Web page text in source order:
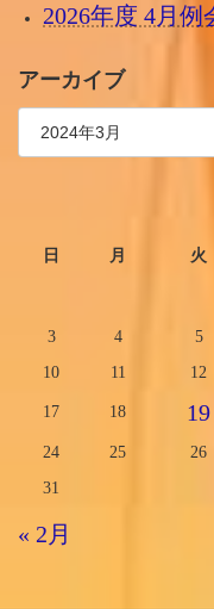
2026年度 4月
アーカイブ
日 月 火
3 4 5
10
11 12
17 18 19
24 25 26
31
« 2月